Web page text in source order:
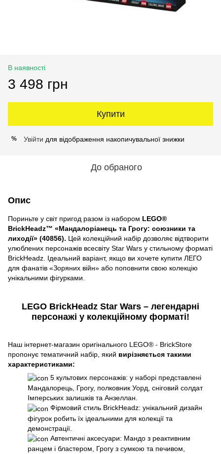
В наявності
3 498 грн
Купити
% Увійти для відображення накопичувальної знижки
До обраного
Опис
Пориньте у світ пригод разом із набором LEGO®
BrickHeadz™ «Мандалоріанець та Грогу: союзники та
лиходії» (40856). Цей колекційний набір дозволяє відтворити
улюблених персонажів всесвіту Star Wars у стильному форматі
BrickHeadz. Ідеальний варіант, якщо ви хочете купити ЛЕГО
для фанатів «Зоряних війн» або поповнити свою колекцію
унікальними фігурками.
LEGO BrickHeadz Star Wars – легендарні
персонажі у колекційному форматі!
Наш інтернет-магазин оригінального LEGO® - BrickStore
пропонує тематичний набір, який вирізняється такими
характеристиками:
5 культових персонажів: у наборі представлені
Мандалорець, Грогу, полковник Уорд, сніговий солдат
Імперських залишків та Анзеллан.
Фірмовий стиль BrickHeadz: унікальний дизайн
фігурок робить їх ідеальними для колекції та
демонстрації.
Автентичні аксесуари: Мандо з реактивним
ранцем і бластером, Грогу з сумкою та печивом,